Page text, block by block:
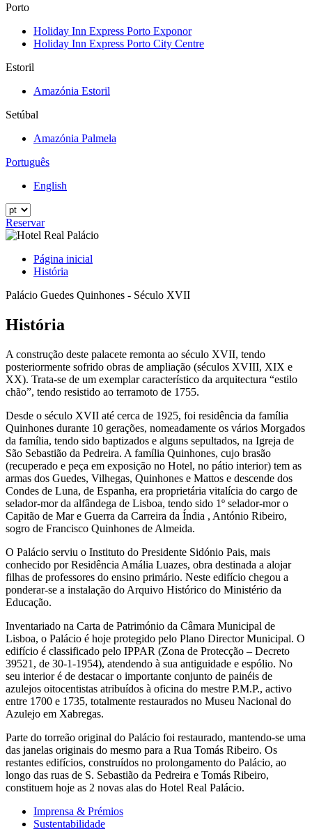
Porto
Holiday Inn Express Porto Exponor
Holiday Inn Express Porto City Centre
Estoril
Amazónia Estoril
Setúbal
Amazónia Palmela
Português
English
Reservar
Página inicial
História
Palácio Guedes Quinhones - Século XVII
História
A construção deste palacete remonta ao século XVII, tendo
posteriormente sofrido obras de ampliação (séculos XVIII, XIX e
XX). Trata-se de um exemplar característico da arquitectura “estilo
chão”, tendo resistido ao terramoto de 1755.
Desde o século XVII até cerca de 1925, foi residência da família
Quinhones durante 10 gerações, nomeadamente os vários Morgados
da família, tendo sido baptizados e alguns sepultados, na Igreja de
São Sebastião da Pedreira. A família Quinhones, cujo brasão
(recuperado e peça em exposição no Hotel, no pátio interior) tem as
armas dos Guedes, Vilhegas, Quinhones e Mattos e descende dos
Condes de Luna, de Espanha, era proprietária vitalícia do cargo de
selador-mor da alfândega de Lisboa, tendo sido 1º selador-mor o
Capitão de Mar e Guerra da Carreira da Índia , António Ribeiro,
sogro de Francisco Quinhones de Almeida.
O Palácio serviu o Instituto do Presidente Sidónio Pais, mais
conhecido por Residência Amália Luazes, obra destinada a alojar
filhas de professores do ensino primário. Neste edifício chegou a
ponderar-se a instalação do Arquivo Histórico do Ministério da
Educação.
Inventariado na Carta de Património da Câmara Municipal de
Lisboa, o Palácio é hoje protegido pelo Plano Director Municipal. O
edifício é classificado pelo IPPAR (Zona de Protecção – Decreto
39521, de 30-1-1954), atendendo à sua antiguidade e espólio. No
seu interior é de destacar o importante conjunto de painéis de
azulejos oitocentistas atribuídos à oficina do mestre P.M.P., activo
entre 1700 e 1735, totalmente restaurados no Museu Nacional do
Azulejo em Xabregas.
Parte do torreão original do Palácio foi restaurado, mantendo-se uma
das janelas originais do mesmo para a Rua Tomás Ribeiro. Os
restantes edifícios, construídos no prolongamento do Palácio, ao
longo das ruas de S. Sebastião da Pedreira e Tomás Ribeiro,
constituem hoje as 2 novas alas do Hotel Real Palácio.
Imprensa & Prémios
Sustentabilidade